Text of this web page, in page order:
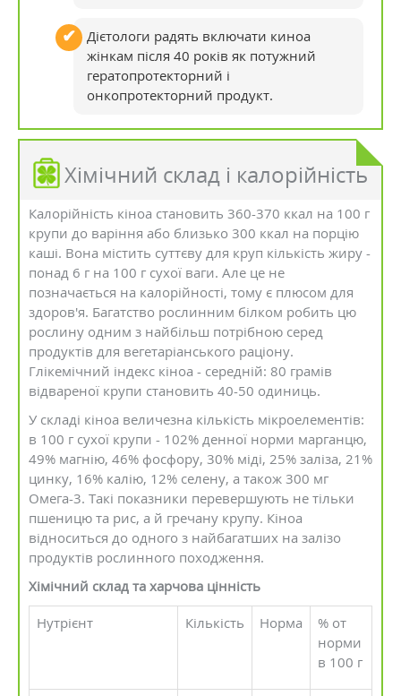
Дієтологи радять включати киноа
жінкам після 40 років як потужний
гератопротекторний і
онкопротекторний продукт.
Хімічний склад і калорійність
Калорійність кіноа становить 360-370 ккал на 100 г
крупи до варіння або близько 300 ккал на порцію
каші. Вона містить суттєву для круп кількість жиру -
понад 6 г на 100 г сухої ваги. Але це не
позначається на калорійності, тому є плюсом для
здоров'я. Багатство рослинним білком робить цю
рослину одним з найбільш потрібною серед
продуктів для вегетаріанського раціону.
Глікемічний індекс кіноа - середній: 80 грамів
відвареної крупи становить 40-50 одиниць.
У складі кіноа величезна кількість мікроелементів:
в 100 г сухої крупи - 102% денної норми марганцю,
49% магнію, 46% фосфору, 30% міді, 25% заліза, 21%
цинку, 16% калію, 12% селену, а також 300 мг
Омега-3. Такі показники перевершують не тільки
пшеницю та рис, а й гречану крупу. Кіноа
відноситься до одного з найбагатших на залізо
продуктів рослинного походження.
Хімічний склад та харчова цінність
Нутрієнт
Кількість Норма
% от
норми
в 100 г